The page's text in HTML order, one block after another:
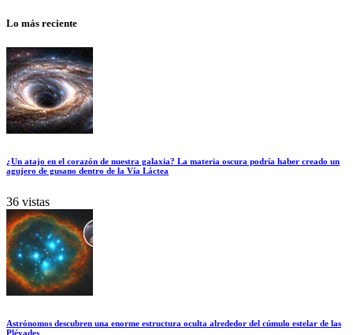
Lo más reciente
¿Un atajo en el corazón de nuestra galaxia? La materia oscura podría haber creado un
agujero de gusano dentro de la Vía Láctea
36 vistas
Astrónomos descubren una enorme estructura oculta alrededor del cúmulo estelar de las
Pléyades